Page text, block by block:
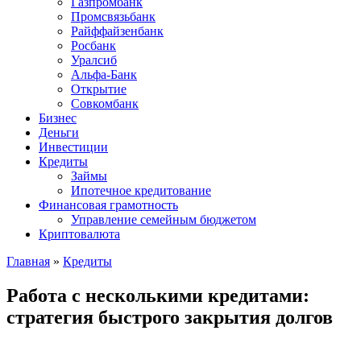
Промсвязьбанк
Райффайзенбанк
Росбанк
Уралсиб
Альфа-Банк
Открытие
Совкомбанк
Бизнес
Деньги
Инвестиции
Кредиты
Займы
Ипотечное кредитование
Финансовая грамотность
Управление семейным бюджетом
Криптовалюта
Главная » Кредиты
Работа с несколькими кредитами:
стратегия быстрого закрытия долгов